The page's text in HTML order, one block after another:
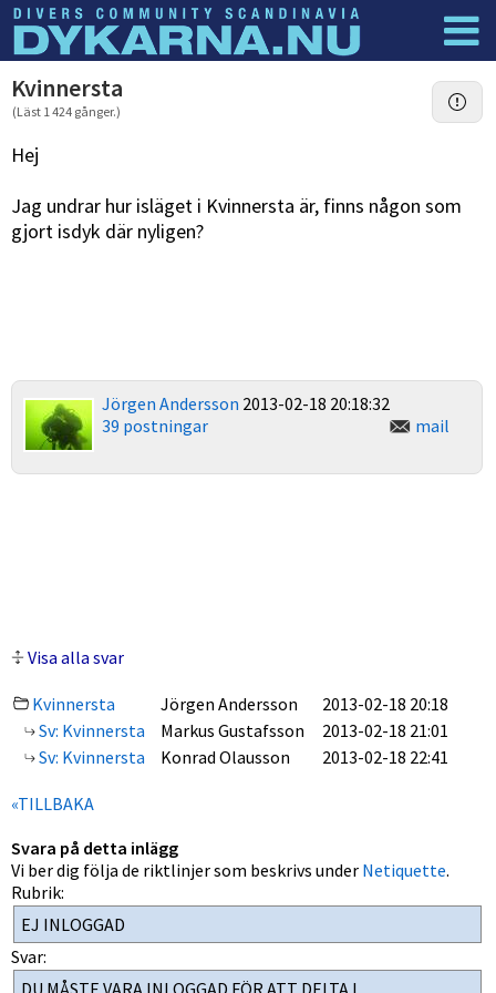
Dyknyheter Logga in
Kvinnersta
(Läst 1 424 gånger.)
Hej
Jag undrar hur isläget i Kvinnersta är, finns någon som
gjort isdyk där nyligen?
Jörgen Andersson 2013-02-18 20:18:32
39 postningar
mail
Visa alla svar
Kvinnersta Jörgen Andersson
2013-02-18 20:18
Sv: Kvinnersta
Markus Gustafsson
2013-02-18 21:01
Sv: Kvinnersta
Konrad Olausson 2013-02-18 22:41
«TILLBAKA
Svara på detta inlägg
Vi ber dig följa de riktlinjer som beskrivs under Netiquette.
Rubrik:
Svar: